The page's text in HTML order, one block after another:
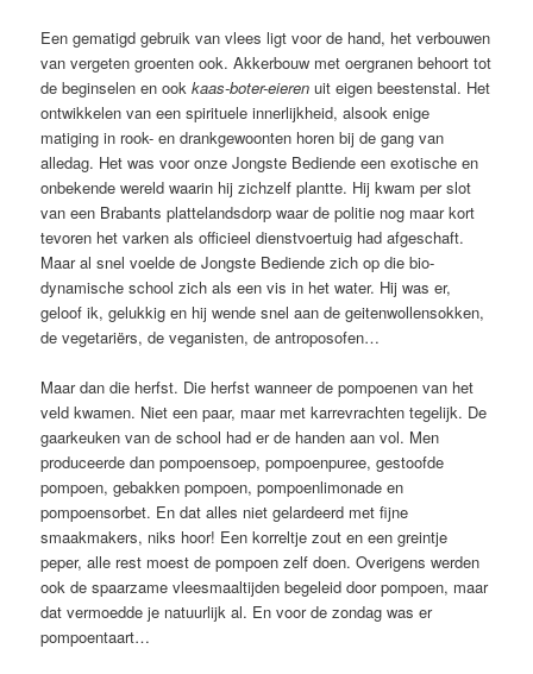
Een gematigd gebruik van vlees ligt voor de hand, het verbouwen
van vergeten groenten ook. Akkerbouw met oergranen behoort tot
de beginselen en ookkaas-boter-eieren uit eigen beestenstal. Het
ontwikkelen van een spirituele innerlijkheid, alsook enige
matiging in rook- en drankgewoonten horen bij de gang van
alledag. Het was voor onze Jongste Bediende een exotische en
onbekende wereld waarin hij zichzelf plantte. Hij kwam per slot
van een Brabants plattelandsdorp waar de politie nog maar kort
tevoren het varken als officieel dienstvoertuig had afgeschaft.
Maar al snel voelde de Jongste Bediende zich op die bio-
dynamische school zich als een vis in het water. Hij was er,
geloof ik, gelukkig en hij wende snel aan de geitenwollensokken,
de vegetariërs, de veganisten, de antroposofen…
Maar dan die herfst. Die herfst wanneer de pompoenen van het
veld kwamen. Niet een paar, maar met karrevrachten tegelijk. De
gaarkeuken van de school had er de handen aan vol. Men
produceerde dan pompoensoep, pompoenpuree, gestoofde
pompoen, gebakken pompoen, pompoenlimonade en
pompoensorbet. En dat alles niet gelardeerd met fijne
smaakmakers, niks hoor! Een korreltje zout en een greintje
peper, alle rest moest de pompoen zelf doen. Overigens werden
ook de spaarzame vleesmaaltijden begeleid door pompoen, maar
dat vermoedde je natuurlijk al. En voor de zondag was er
pompoentaart…